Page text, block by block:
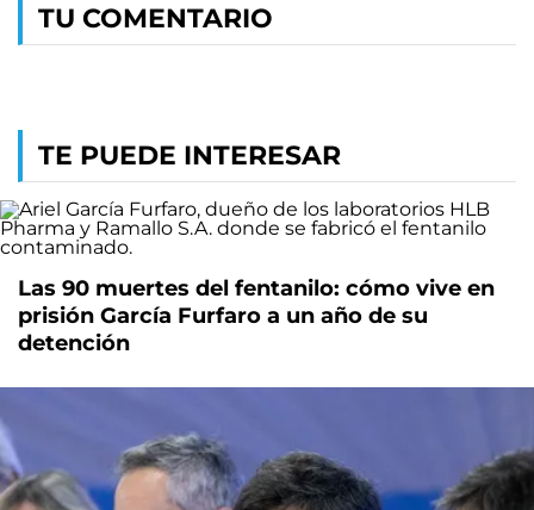
TU COMENTARIO
TE PUEDE INTERESAR
Las 90 muertes del fentanilo: cómo vive en
prisión García Furfaro a un año de su
detención